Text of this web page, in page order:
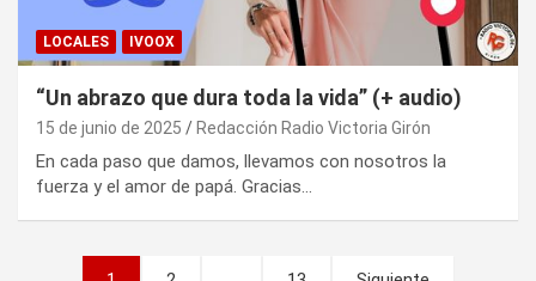
LOCALES IVOOX
“Un abrazo que dura toda la vida” (+ audio)
15 de junio de 2025 Redacción Radio Victoria Girón
En cada paso que damos, llevamos con nosotros la
fuerza y el amor de papá. Gracias…